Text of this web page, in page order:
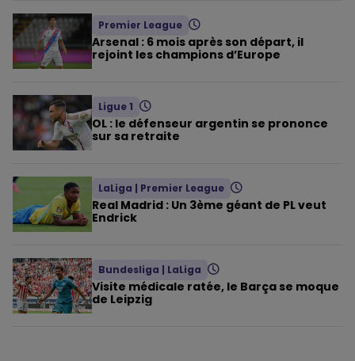
Premier League
Arsenal : 6 mois après son départ, il
rejoint les champions d’Europe
Ligue 1
OL : le défenseur argentin se prononce
sur sa retraite
LaLiga | Premier League
Real Madrid : Un 3ème géant de PL veut
Endrick
Bundesliga | LaLiga
Visite médicale ratée, le Barça se moque
de Leipzig